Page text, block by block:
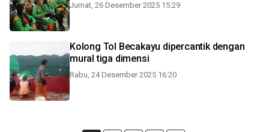
Jumat, 26 Desember 2025 15:29
Kolong Tol Becakayu dipercantik dengan
mural tiga dimensi
Rabu, 24 Desember 2025 16:20